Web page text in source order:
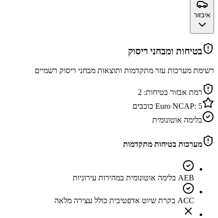
איבזור
בטיחות ומבחני ריסוק
רשימת מערכות עזר מתקדמות ותוצאות מבחני ריסוק רשמיים
רמת אבזור בטיחות: 2
Euro NCAP: 5
כוכבים
בלימה אוטונומית
מערכות בטיחות מתקדמות
AEB בלימה אוטונומית במהירות עירוניות
ACC בקרת שיוט אדפטיבית כולל עצירה מלאה